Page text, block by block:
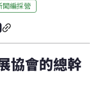
聞編採營
協會的總幹